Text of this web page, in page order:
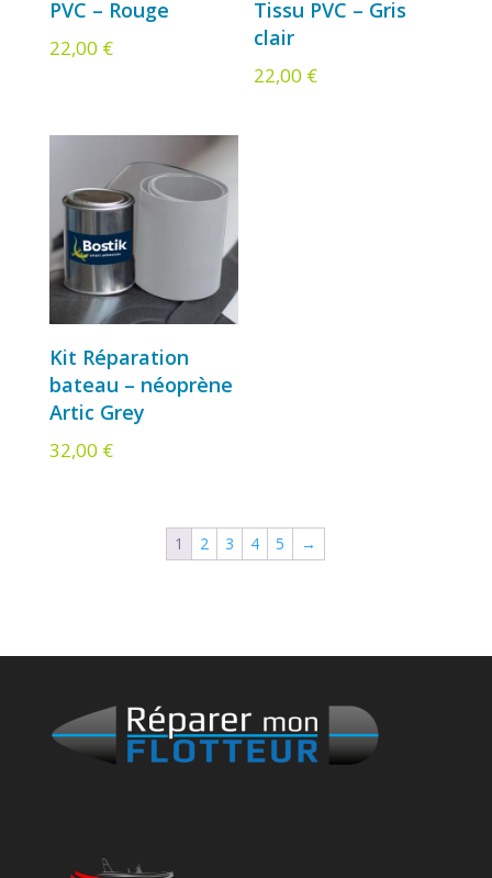
PVC – Rouge
22,00 €
Tissu PVC – Gris
clair
22,00 €
Kit Réparation
bateau – néoprène
Artic Grey
32,00 €
1 2 3 4 5 →